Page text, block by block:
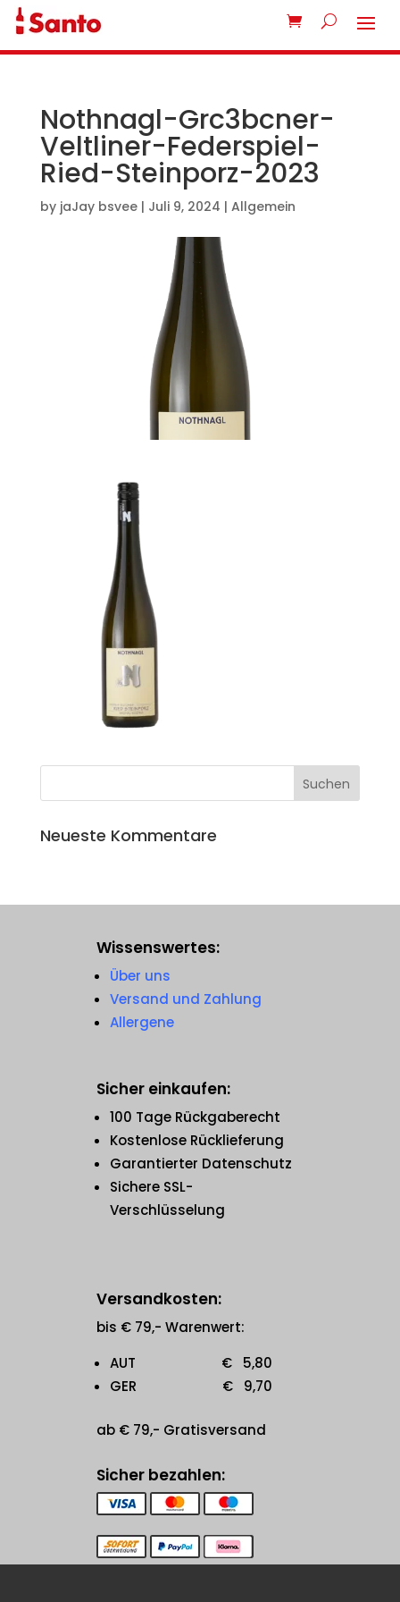
Nothnagl-Grc3bcner-
Veltliner-Federspiel-
Ried-Steinporz-2023
by jaJay bsvee| Juli 9, 2024 | Allgemein
Neueste Kommentare
Wissenswertes:
Über uns
Versand und Zahlung
Allergene
Sicher einkaufen:
100 Tage Rückgaberecht
Kostenlose Rücklieferung
Garantierter Datenschutz
Sichere SSL-
Verschlüsselung
Versandkosten:
bis € 79,- Warenwert:
AUT € 5,80
GER € 9,70
ab € 79,- Gratisversand
Sicher bezahlen: